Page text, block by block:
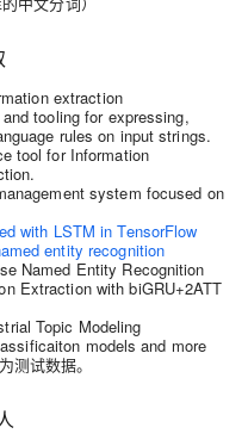
extraction
tooling for expressing,
rules on input strings.
tool for Information
system focused on
with LSTM in TensorFlow
entity recognition
Named Entity Recognition
Extraction with biGRU+2ATT
Topic Modeling
models and more
测试数据。